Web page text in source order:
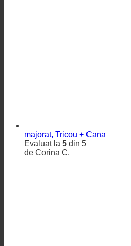
majorat, Tricou + Cana
Evaluat la 5 din 5
de Corina C.